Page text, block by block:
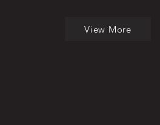
View More